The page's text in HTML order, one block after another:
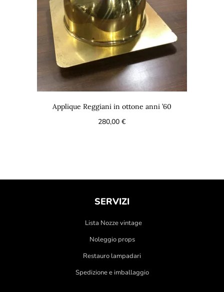
Applique Reggiani in ottone anni ’60
280,00€
SERVIZI
Lista Nozze vintage
Noleggio props
Restauro lampadari
Spedizione e imballaggio